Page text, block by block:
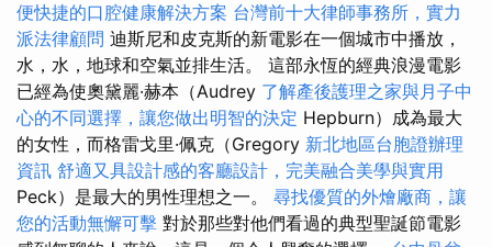
便快捷的口腔健康解決方案 台灣前十大律師事務所，實力
派法律顧問 迪斯尼和皮克斯的新電影在一個城市中播放，
水，水，地球和空氣並排生活。 這部永恆的經典浪漫電影
已經為使奧黛麗·赫本（Audrey 了解產後護理之家與月子中
心的不同選擇，讓您做出明智的決定 Hepburn）成為最大
的女性，而格雷戈里·佩克（Gregory 新北地區台胞證辦理
資訊 舒適又具設計感的客廳設計，完美融合美學與實用
Peck）是最大的男性理想之一。 尋找優質的外燴廠商，讓
您的活動無懈可擊 對於那些對他們看過的典型聖誕節電影